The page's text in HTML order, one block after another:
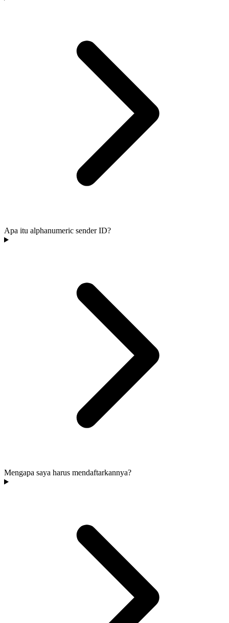
Apa itu alphanumeric sender ID?
Mengapa saya harus mendaftarkannya?